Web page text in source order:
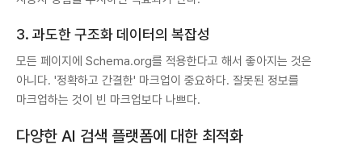
3. 과도한 구조화 데이터의 복잡성
모든 페이지에 Schema.org를 적용한다고 해서 좋아지는 것은
아니다. '정확하고 간결한' 마크업이 중요하다. 잘못된 정보를
마크업하는 것이 빈 마크업보다 나쁘다.
다양한 AI 검색 플랫폼에 대한 최적화